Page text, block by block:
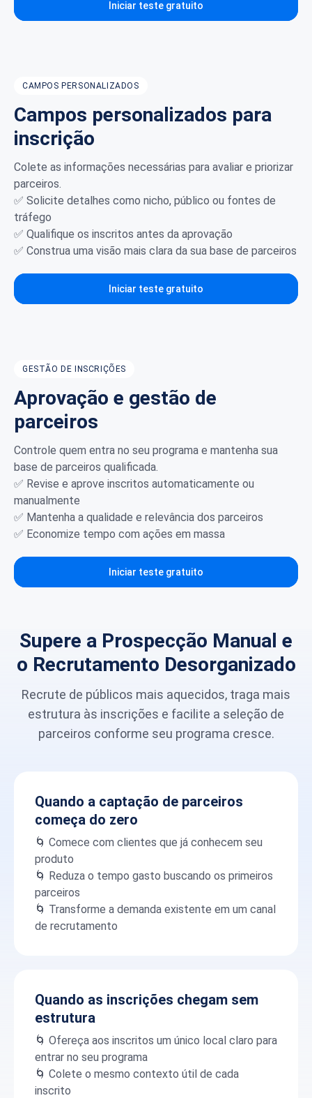
Iniciar teste gratuito
CAMPOS PERSONALIZADOS
Campos personalizados para
inscrição
Colete as informações necessárias para avaliar e priorizar
parceiros.
✅ Solicite detalhes como nicho, público ou fontes de
tráfego
✅ Qualifique os inscritos antes da aprovação
✅ Construa uma visão mais clara da sua base de parceiros
Iniciar teste gratuito
GESTÃO DE INSCRIÇÕES
Aprovação e gestão de
parceiros
Controle quem entra no seu programa e mantenha sua
base de parceiros qualificada.
✅ Revise e aprove inscritos automaticamente ou
manualmente
✅ Mantenha a qualidade e relevância dos parceiros
✅ Economize tempo com ações em massa
Iniciar teste gratuito
Supere a Prospecção Manual e
o Recrutamento Desorganizado
Recrute de públicos mais aquecidos, traga mais
estrutura às inscrições e facilite a seleção de
parceiros conforme seu programa cresce.
Quando a captação de parceiros
começa do zero
🌀 Comece com clientes que já conhecem seu
produto
🌀 Reduza o tempo gasto buscando os primeiros
parceiros
🌀 Transforme a demanda existente em um canal
de recrutamento
Quando as inscrições chegam sem
estrutura
🌀 Ofereça aos inscritos um único local claro para
entrar no seu programa
🌀 Colete o mesmo contexto útil de cada
inscrito